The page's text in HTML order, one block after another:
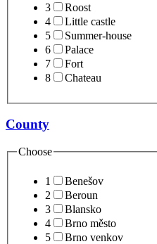
3
Roost
4
Little castle
5
Summer-house
6
Palace
7
Fort
8
Chateau
County
Choose
1
Benešov
2
Beroun
3
Blansko
4
Brno město
5
Brno venkov